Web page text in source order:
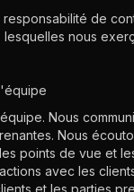
de
lesquelles nous
Nous
Nous
points de vue et
avec les
et les parties